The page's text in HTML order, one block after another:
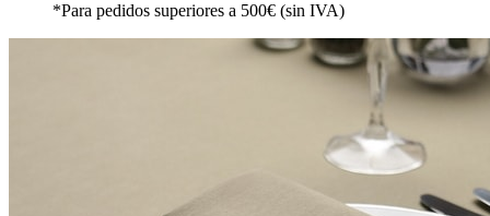
*Para pedidos superiores a 500€ (sin IVA)